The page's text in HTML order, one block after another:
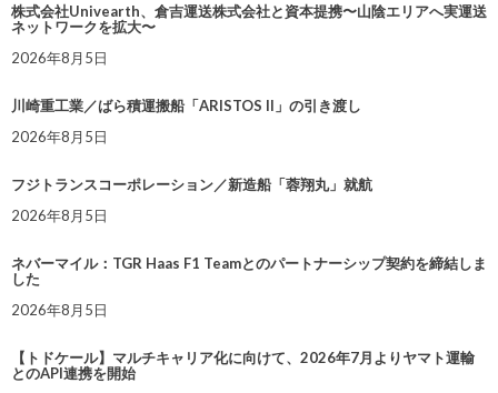
株式会社Univearth、倉吉運送株式会社と資本提携〜山陰エリアへ実運送
ネットワークを拡大〜
2026年8月5日
川崎重工業／ばら積運搬船「ARISTOS II」の引き渡し
2026年8月5日
フジトランスコーポレーション／新造船「蓉翔丸」就航
2026年8月5日
ネバーマイル：TGR Haas F1 Teamとのパートナーシップ契約を締結しま
した
2026年8月5日
【トドケール】マルチキャリア化に向けて、2026年7月よりヤマト運輸
とのAPI連携を開始